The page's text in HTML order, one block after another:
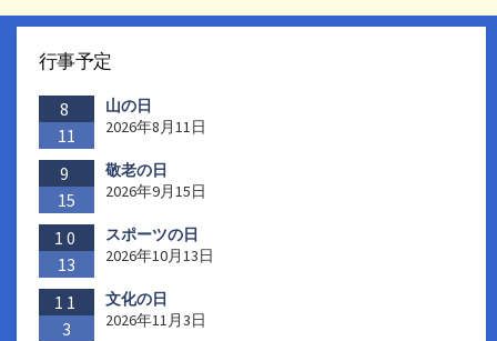
ー
送
り
行事予定
8
11
山の日
2026年8月11日
9
15
敬老の日
2026年9月15日
10
13
スポーツの日
2026年10月13日
11
3
文化の日
2026年11月3日